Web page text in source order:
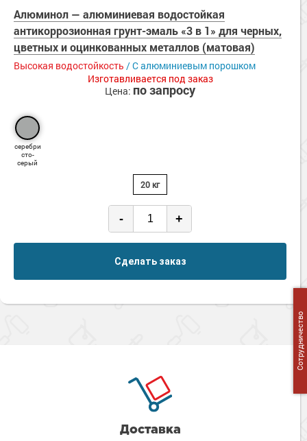
Морозостойкие краски для металла
Морозостойкие краски для фасада
Сопутствующие товары
Алюминол — алюминиевая водостойкая
антикоррозионная грунт-эмаль «3 в 1» для черных,
цветных и оцинкованных металлов (матовая)
Высокая водостойкость / C алюминиевым порошком
Изготавливается под заказ
Цена: по запросу
серебри
сто-
серый
20 кг
- +
Сделать заказ
Доставка
Сотрудничество